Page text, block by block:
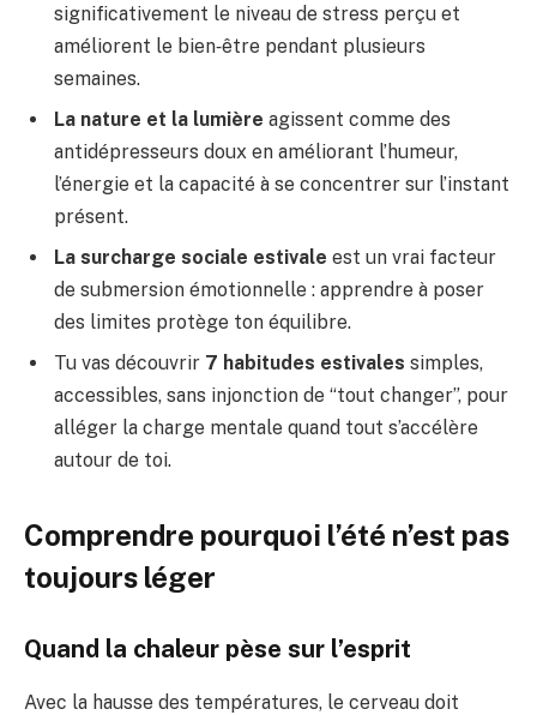
significativement le niveau de stress perçu et
améliorent le bien‑être pendant plusieurs
semaines.
La nature et la lumière agissent comme des
antidépresseurs doux en améliorant l’humeur,
l’énergie et la capacité à se concentrer sur l’instant
présent.
La surcharge sociale estivale est un vrai facteur
de submersion émotionnelle : apprendre à poser
des limites protège ton équilibre.
Tu vas découvrir 7 habitudes estivales simples,
accessibles, sans injonction de “tout changer”, pour
alléger la charge mentale quand tout s’accélère
autour de toi.
Comprendre pourquoi l’été n’est pas
toujours léger
Quand la chaleur pèse sur l’esprit
Avec la hausse des températures, le cerveau doit